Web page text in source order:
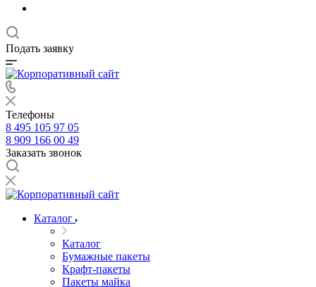
Подать заявку
Телефоны
8 495 105 97 05
8 909 166 00 49
Заказать звонок
Каталог
Каталог
Бумажные пакеты
Крафт-пакеты
Пакеты майка